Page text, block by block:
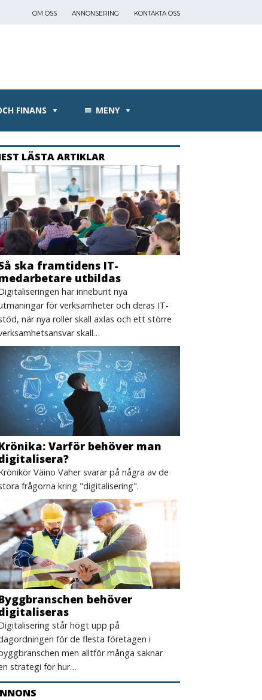
OM OSS ANNONSERING KONTAKTA OSS
FINANS MENY
LÄSTA ARTIKLAR
ska framtidens IT-
utbildas
har inneburit nya
för verksamheter och deras IT-
när nya roller skall axlas och ett större
skall…
Varför behöver man
Väino Vaher svarar på några av de
frågorna kring "digitalisering".
behöver
står högt upp på
för de flesta företagen i
men alltför många saknar
strategi för hur…